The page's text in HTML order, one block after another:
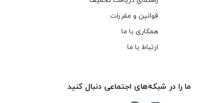
قوانین و مقررات
همکاری با ما
ارتباط با ما
ما را در شبکه‌های اجتماعی دنبال کنید